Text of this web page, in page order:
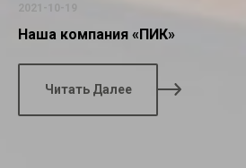
2021-10-19
Наша компания «ПИК»
Читать Далее